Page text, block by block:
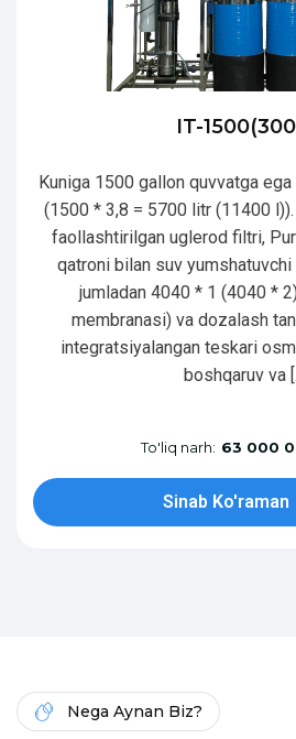
IT-
Kuniga 1500 gallon quvvatga
(1500 * 3,8 = 5700 litr (11400
faollashtirilgan uglerod filtri,
qatroni bilan suv
jumladan 4040 * 1 (4040 *
membranasi) va dozalash
integratsiyalangan teskari
boshqaruv va
To'liq narh: 63 000
Sinab Ko'raman
Nega Aynan Biz?